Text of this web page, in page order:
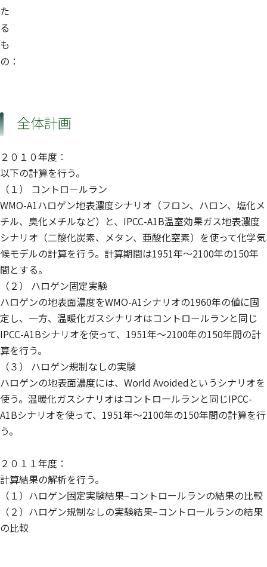
た
る
も
の：
全体計画
２０１０年度：
以下の計算を行う。
（１） コントロールラン
WMO-A1ハロゲン地表濃度シナリオ（フロン、ハロン、塩化メ
チル、臭化メチルなど）と、IPCC-A1B温室効果ガス地表濃度
シナリオ（二酸化炭素、メタン、亜酸化窒素）を使って化学気
候モデルの計算を行う。計算期間は1951年〜2100年の150年
間とする。
（２） ハロゲン固定実験
ハロゲンの地表面濃度をWMO-A1シナリオの1960年の値に固
定し、一方、温暖化ガスシナリオはコントロールランと同じ
IPCC-A1Bシナリオを使って、1951年〜2100年の150年間の計
算を行う。
（３） ハロゲン規制なしの実験
ハロゲンの地表面濃度には、World Avoidedというシナリオを
使う。温暖化ガスシナリオはコントロールランと同じIPCC-
A1Bシナリオを使って、1951年〜2100年の150年間の計算を行
う。
２０１１年度：
計算結果の解析を行う。
（１）ハロゲン固定実験結果−コントロールランの結果の比較
（２）ハロゲン規制なしの実験結果−コントロールランの結果
の比較